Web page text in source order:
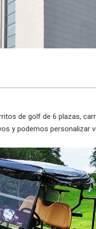
de golf de 6 plazas,
y podemos personalizar